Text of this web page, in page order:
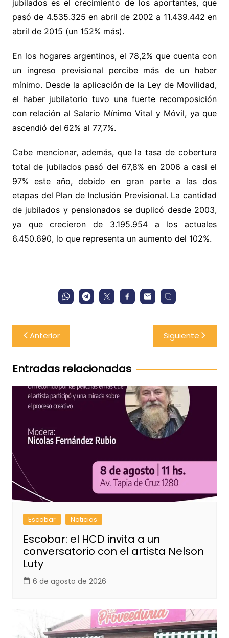
jubilados es el crecimiento de los aportantes, que
pasó de 4.535.325 en abril de 2002 a 11.439.442 en
abril de 2015 (un 152% más).
En los hogares argentinos, el 78,2% que cuenta con
un ingreso previsional percibe más de un haber
mínimo. Desde la aplicación de la Ley de Movilidad,
el haber jubilatorio tuvo una fuerte recomposición
con relación al Salario Mínimo Vital y Móvil, ya que
ascendió del 62% al 77,7%.
Cabe mencionar, además, que la tasa de cobertura
total de jubilados pasó del 67,8% en 2006 a casi el
97% este año, debido en gran parte a las dos
etapas del Plan de Inclusión Previsional. La cantidad
de jubilados y pensionados se duplicó desde 2003,
ya que crecieron de 3.195.954 a los actuales
6.450.690, lo que representa un aumento del 102%.
Navegación
de
entradas
Anterior Siguiente
Entradas relacionadas
Escobar Noticias
Escobar: el HCD invita a un
conversatorio con el artista Nelson
Luty
6 de agosto de 2026